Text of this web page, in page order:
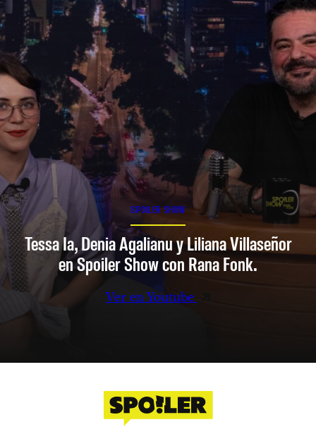
SPOILER SHOW
Tessa Ia, Denia Agalianu y Liliana Villaseñor
en Spoiler Show con Rana Fonk.
Ver en Youtube